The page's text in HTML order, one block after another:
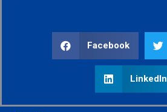
Facebook
LinkedIn